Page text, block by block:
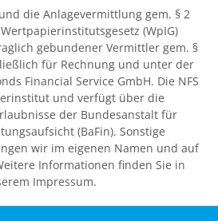
die Anlagevermittlung gem. § 2
(WpIG)
gebundener Vermittler gem. §
für Rechnung und unter der
Financial Service GmbH. Die NFS
und verfügt über die
der Bundesanstalt für
(BaFin). Sonstige
wir im eigenen Namen und auf
Informationen finden Sie in
Impressum.